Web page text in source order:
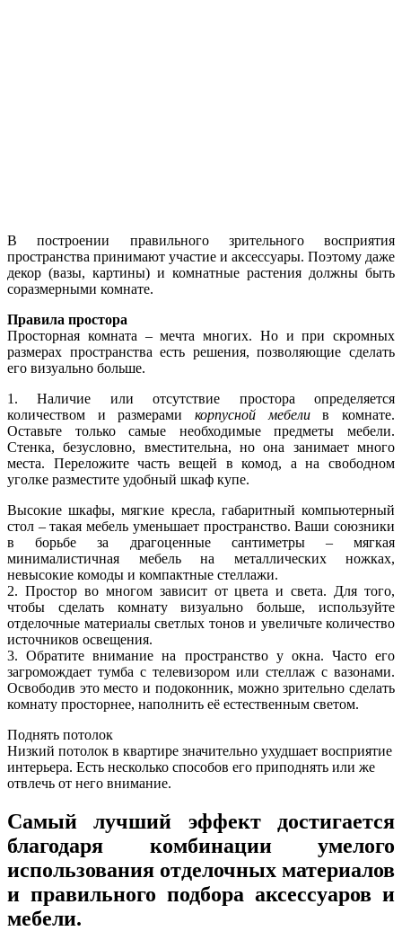
В построении правильного зрительного восприятия
пространства принимают участие и аксессуары. Поэтому даже
декор (вазы, картины) и комнатные растения должны быть
соразмерными комнате.
Правила простора
Просторная комната – мечта многих. Но и при скромных
размерах пространства есть решения, позволяющие сделать
его визуально больше.
1. Наличие или отсутствие простора определяется
количеством и размерами корпусной мебелив комнате.
Оставьте только самые необходимые предметы мебели.
Стенка, безусловно, вместительна, но она занимает много
места. Переложите часть вещей в комод, а на свободном
уголке разместите удобный шкаф купе.
Высокие шкафы, мягкие кресла, габаритный компьютерный
стол – такая мебель уменьшает пространство. Ваши союзники
в борьбе за драгоценные сантиметры – мягкая
минималистичная мебель на металлических ножках,
невысокие комоды и компактные стеллажи.
2. Простор во многом зависит от цвета и света. Для того,
чтобы сделать комнату визуально больше, используйте
отделочные материалы светлых тонов и увеличьте количество
источников освещения.
3. Обратите внимание на пространство у окна. Часто его
загромождает тумба с телевизором или стеллаж с вазонами.
Освободив это место и подоконник, можно зрительно сделать
комнату просторнее, наполнить её естественным светом.
Поднять потолок
Низкий потолок в квартире значительно ухудшает восприятие
интерьера. Есть несколько способов его приподнять или же
отвлечь от него внимание.
Самый лучший эффект достигается
благодаря комбинации умелого
использования отделочных материалов
и правильного подбора аксессуаров и
мебели.